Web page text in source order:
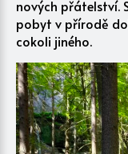
nových přátelství.
pobyt v přírodě
cokoli jiného.